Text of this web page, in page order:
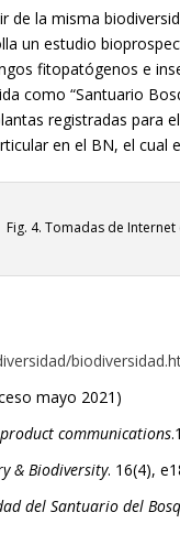
de la misma
un estudio
fitopatógenos e
como “Santuario
registradas para
en el BN, el
Fig. 4. Tomadas de
mayo 2021)
communications
& Biodiversity. 16(4),
del Santuario del